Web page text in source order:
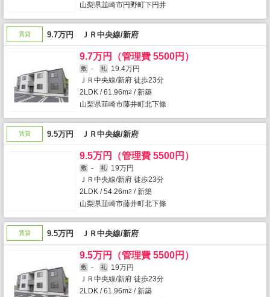
山梨県韮崎市円野町下円井
賃貸 9.7万円 ＪＲ中央線/新府
9.7万円（管理費 5500円）
敷 - 礼
19.4万円
ＪＲ中央線/新府 徒歩23分
2LDK / 61.96m2 / 新築
山梨県韮崎市藤井町北下條
賃貸 9.5万円 ＪＲ中央線/新府
9.5万円（管理費 5500円）
敷 - 礼
19万円
ＪＲ中央線/新府 徒歩23分
2LDK / 54.26m2 / 新築
山梨県韮崎市藤井町北下條
賃貸 9.5万円 ＪＲ中央線/新府
9.5万円（管理費 5500円）
敷 - 礼
19万円
ＪＲ中央線/新府 徒歩23分
2LDK / 61.96m2 / 新築